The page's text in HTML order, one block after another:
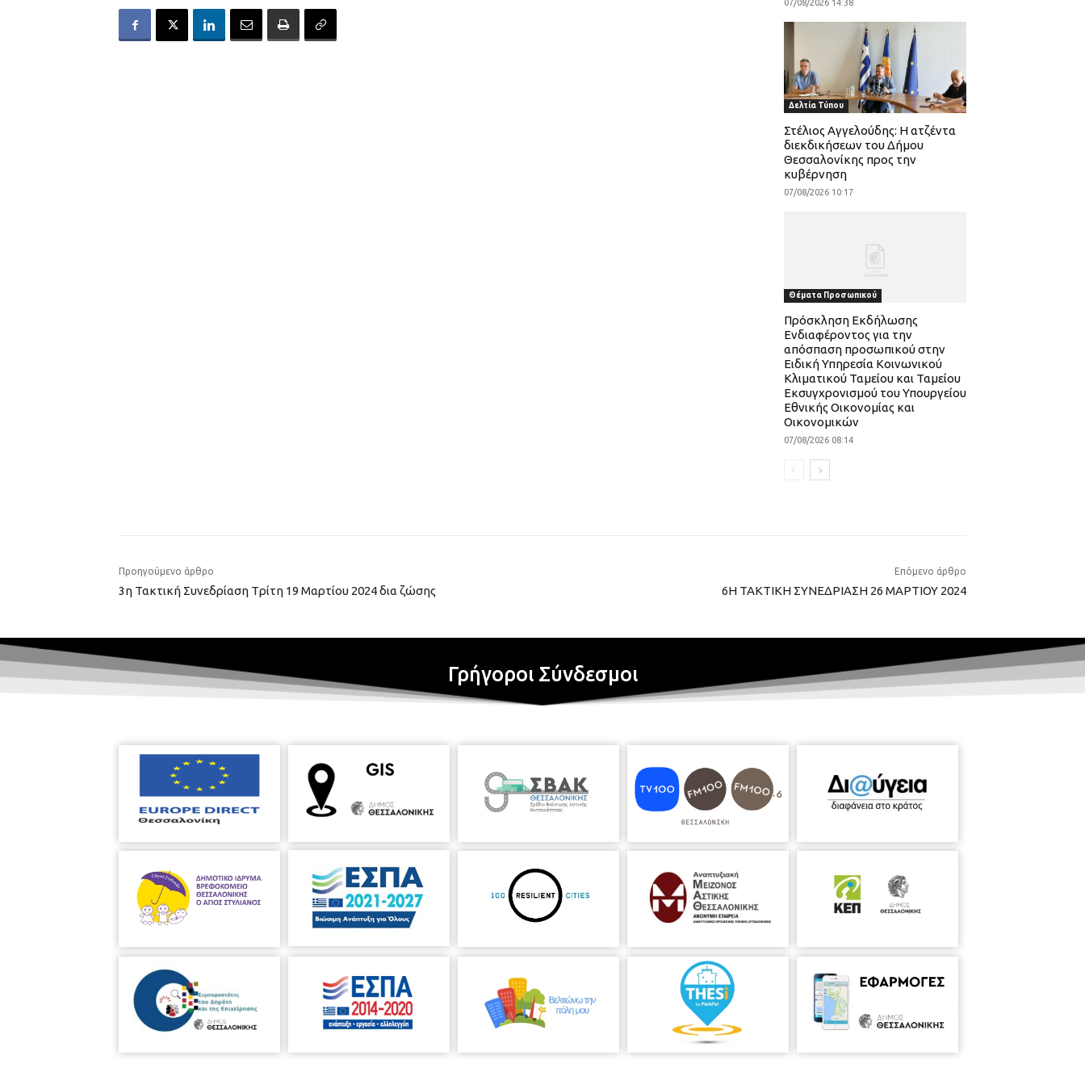
07/08/2026 14:38
Δελτία Τύπου
Στέλιος Αγγελούδης: Η ατζέντα
διεκδικήσεων του Δήμου
Θεσσαλονίκης προς την
κυβέρνηση
07/08/2026 10:17
Θέματα Προσωπικού
Πρόσκληση Εκδήλωσης
Ενδιαφέροντος για την
απόσπαση προσωπικού στην
Ειδική Υπηρεσία Κοινωνικού
Κλιματικού Ταμείου και Ταμείου
Εκσυγχρονισμού του Υπουργείου
Εθνικής Οικονομίας και
Οικονομικών
07/08/2026 08:14
Προηγούμενο άρθρο
3η Τακτική Συνεδρίαση Tρίτη 19 Mαρτίου 2024 δια ζώσης
Επόμενο άρθρο
6Η ΤΑΚΤΙΚΗ ΣΥΝΕΔΡΙΑΣΗ 26 ΜΑΡΤΙΟΥ 2024
Γρήγοροι Σύνδεσμοι